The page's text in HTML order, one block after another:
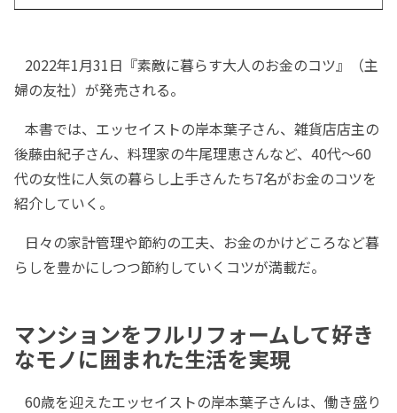
2022年1月31日『素敵に暮らす大人のお金のコツ』（主
婦の友社）が発売される。
本書では、エッセイストの岸本葉子さん、雑貨店店主の
後藤由紀子さん、料理家の牛尾理恵さんなど、40代～60
代の女性に人気の暮らし上手さんたち7名がお金のコツを
紹介していく。
日々の家計管理や節約の工夫、お金のかけどころなど暮
らしを豊かにしつつ節約していくコツが満載だ。
マンションをフルリフォームして好き
なモノに囲まれた生活を実現
60歳を迎えたエッセイストの岸本葉子さんは、働き盛り